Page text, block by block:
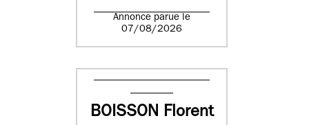
Annonce parue le
07/08/2026
BOISSON Florent